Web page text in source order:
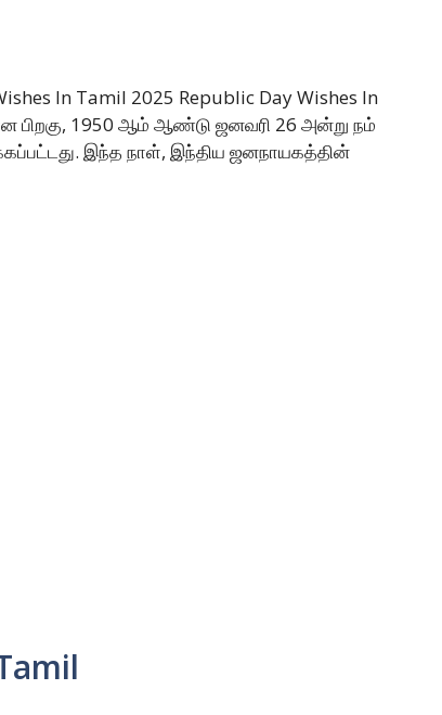
In Tamil 2025 Republic Day Wishes In
பிறகு, 1950 ஆம் ஆண்டு ஜனவரி 26 அன்று நம்
இந்த நாள், இந்திய ஜனநாயகத்தின்